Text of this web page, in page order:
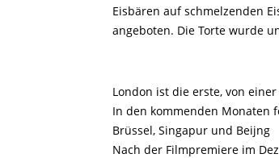
Eisbären auf schmelzenden
angeboten. Die Torte wurde
London ist die erste, von
In den kommenden Monaten
Brüssel, Singapur und Beijng
Nach der Filmpremiere im